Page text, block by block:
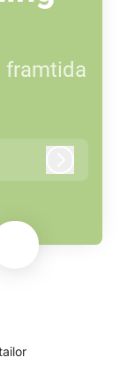
framtida